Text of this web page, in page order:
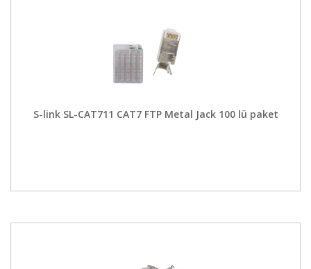
S-link SL-CAT711 CAT7 FTP Metal Jack 100 lü paket